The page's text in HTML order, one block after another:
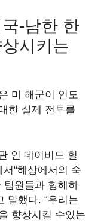
-남한 한
시키는
미 해군이 인도
한 실제 전투를
인 데이비드 헐
“해상에서의 숙
팀원들과 항해하
말했다. “우리는
향상시킬 수있는